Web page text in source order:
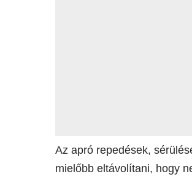
Az apró repedések,
mielőbb eltávolítani, hogy